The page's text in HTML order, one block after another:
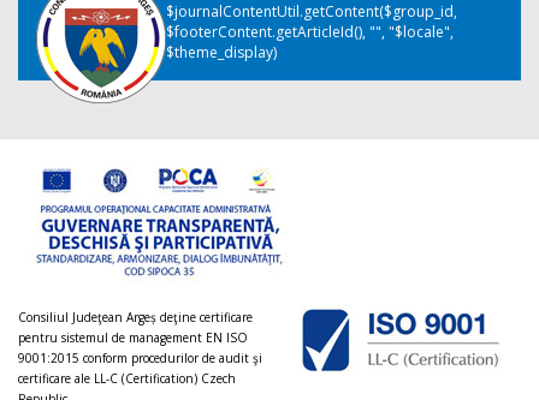
$journalContentUtil.getContent($group_id,
$footerContent.getArticleId(), "", "$locale",
$theme_display)
Consiliul Judeţean Argeș deţine certificare
pentru sistemul de management EN ISO
9001:2015 conform procedurilor de audit şi
certificare ale LL-C (Certification) Czech